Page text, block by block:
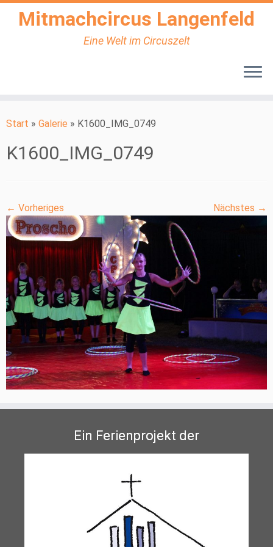
Inhalt
Mitmachcircus Langenfeld
Eine Welt im Circuszelt
Start » Galerie » K1600_IMG_0749
K1600_IMG_0749
← Vorheriges Nächstes →
Ein Ferienprojekt der